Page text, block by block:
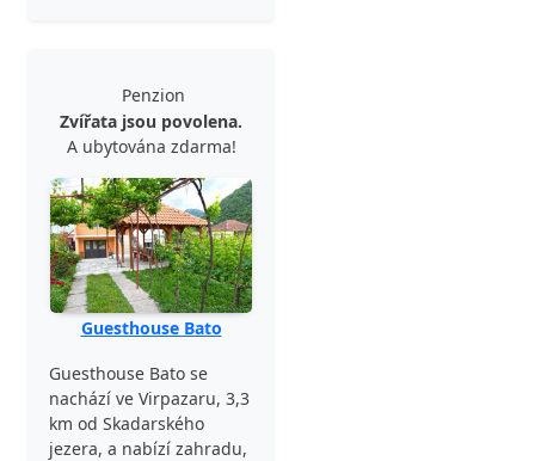
Penzion
Zvířata jsou povolena.
A ubytována zdarma!
Guesthouse Bato
Guesthouse Bato se
nachází ve Virpazaru, 3,3
km od Skadarského
jezera, a nabízí zahradu,